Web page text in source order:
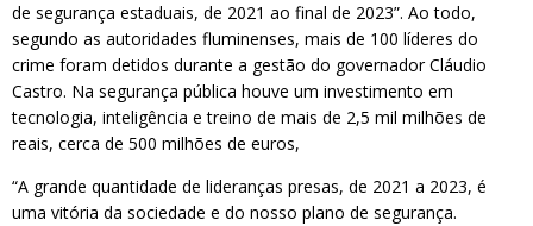
de segurança estaduais, de 2021 ao final de 2023”. Ao todo,
segundo as autoridades fluminenses, mais de 100 líderes do
crime foram detidos durante a gestão do governador Cláudio
Castro. Na segurança pública houve um investimento em
tecnologia, inteligência e treino de mais de 2,5 mil milhões de
reais, cerca de 500 milhões de euros,
“A grande quantidade de lideranças presas, de 2021 a 2023, é
uma vitória da sociedade e do nosso plano de segurança.